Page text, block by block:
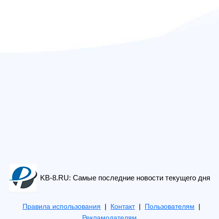
KB-8.RU: Самые последние новости текущего дня
Правила использования | Контакт| Пользователям |